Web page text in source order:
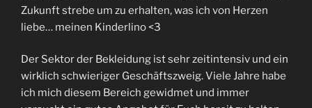
Zukunft strebe um zu erhalten, was ich von Herzen
liebe… meinen Kinderlino <3
Der Sektor der Bekleidung ist sehr zeitintensiv und ein
wirklich schwieriger Geschäftszweig. Viele Jahre habe
ich mich diesem Bereich gewidmet und immer